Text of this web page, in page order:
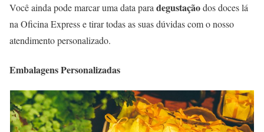
Você ainda pode marcar uma data paradegustaçãodos doces lá
na Oficina Express e tirar todas as suas dúvidas com o nosso
atendimento personalizado.
Embalagens Personalizadas